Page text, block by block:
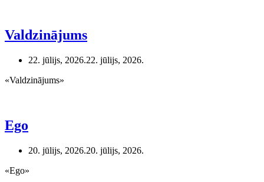
Valdzinājums
22. jūlijs, 2026.22. jūlijs, 2026.
«Valdzinājums»
Ego
20. jūlijs, 2026.20. jūlijs, 2026.
«Ego»